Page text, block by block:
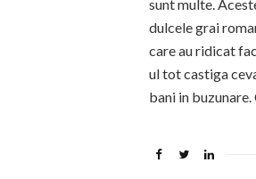
sunt multe.
dulcele grai
care au ridicat
ul tot castiga
bani in